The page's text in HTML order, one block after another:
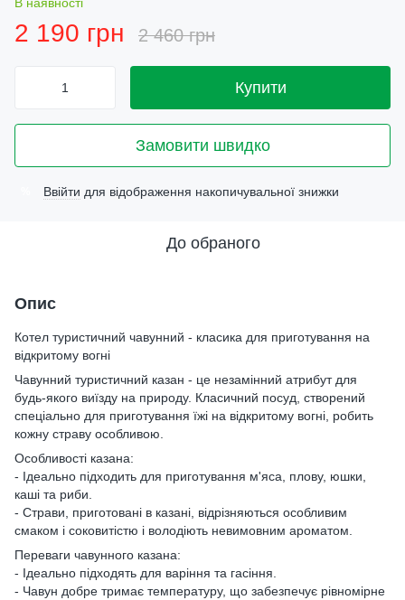
2 190 грн 2 460 грн
Купити
Замовити швидко
Ввійти для відображення накопичувальної знижки
До обраного
Опис
Котел туристичний чавунний - класика для приготування на
відкритому вогні
Чавунний туристичний казан - це незамінний атрибут для
будь-якого виїзду на природу. Класичний посуд, створений
спеціально для приготування їжі на відкритому вогні, робить
кожну страву особливою.
Особливості казана:
- Ідеально підходить для приготування м'яса, плову, юшки,
каші та риби.
- Страви, приготовані в казані, відрізняються особливим
смаком і соковитістю і володіють невимовним ароматом.
Переваги чавунного казана:
- Ідеально підходять для варіння та гасіння.
- Чавун добре тримає температуру, що забезпечує рівномірне